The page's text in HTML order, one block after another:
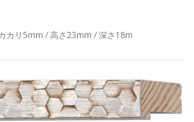
カリ5mm / 高さ23mm / 深さ18m